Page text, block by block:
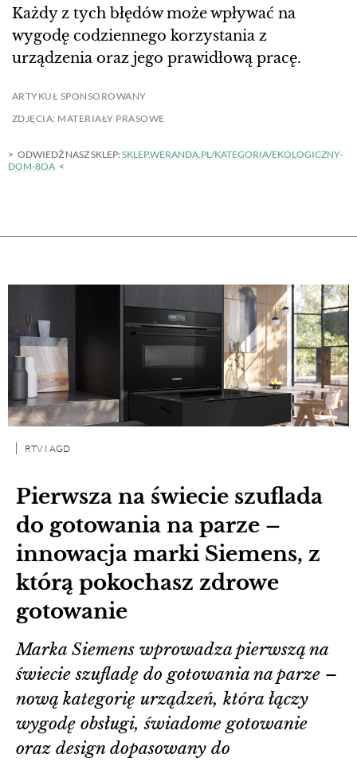
Każdy z tych błędów może wpływać na
wygodę codziennego korzystania z
urządzenia oraz jego prawidłową pracę.
ARTYKUŁ SPONSOROWANY
ZDJĘCIA: MATERIAŁY PRASOWE
ODWIEDŹ NASZ SKLEP:SKLEP.WERANDA.PL/KATEGORIA/EKOLOGICZNY-
DOM-8OA
Pierwsza na świecie szuflada
do gotowania na parze –
innowacja marki Siemens, z
którą pokochasz zdrowe
gotowanie
RTV I AGD
Marka Siemens wprowadza pierwszą na
świecie szufladę do gotowania na parze –
nową kategorię urządzeń, która łączy
wygodę obsługi, świadome gotowanie
oraz design dopasowany do